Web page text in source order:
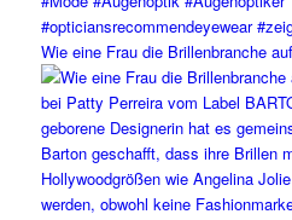
Wie eine Frau die Brillenbranche